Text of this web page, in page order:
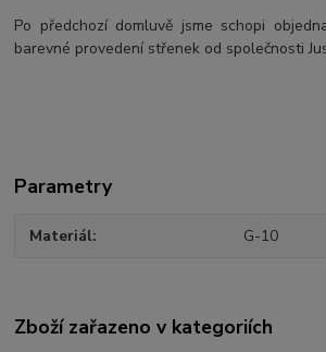
Po předchozí domluvě jsme schopi
barevné provedení střenek od společnosti
Parametry
Materiál G-10
Zboží zařazeno v kategoriích